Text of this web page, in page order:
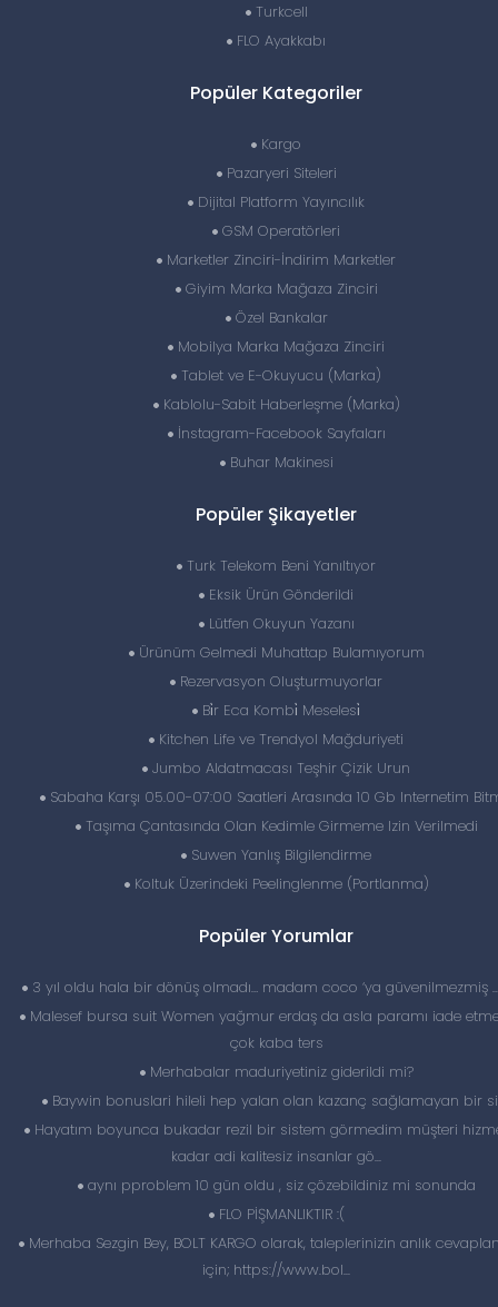
Turkcell
FLO Ayakkabı
Popüler Kategoriler
Kargo
Pazaryeri Siteleri
Dijital Platform Yayıncılık
GSM Operatörleri
Marketler Zinciri-İndirim Marketler
Giyim Marka Mağaza Zinciri
Özel Bankalar
Mobilya Marka Mağaza Zinciri
Tablet ve E-Okuyucu (Marka)
Kablolu-Sabit Haberleşme (Marka)
İnstagram-Facebook Sayfaları
Buhar Makinesi
Popüler Şikayetler
Turk Telekom Beni Yanıltıyor
Eksik Ürün Gönderildi
Lütfen Okuyun Yazanı
Ürünüm Gelmedi Muhattap Bulamıyorum
Rezervasyon Oluşturmuyorlar
Bi̇r Eca Kombi̇ Meselesi̇
Kitchen Life ve Trendyol Mağduriyeti
Jumbo Aldatmacası Teşhir Çizik Urun
Sabaha Karşı 05.00-07:00 Saatleri Arasında 10 Gb Internetim
Taşıma Çantasında Olan Kedimle Girmeme Izin Verilmedi
Suwen Yanlış Bilgilendirme
Koltuk Üzerindeki Peelinglenme (Portlanma)
Popüler Yorumlar
3 yıl oldu hala bir dönüş olmadı… madam coco ‘ya güvenilmezmiş
Malesef bursa suit Women yağmur erdaş da asla paramı iade
çok kaba ters
Merhabalar maduriyetiniz giderildi mi?
Baywin bonuslari hileli hep yalan olan kazanç sağlamayan bir
Hayatım boyunca bukadar rezil bir sistem görmedim müşteri
kadar adi kalitesiz insanlar gö...
aynı pproblem 10 gün oldu , siz çözebildiniz mi sonunda
FLO PİŞMANLIKTIR :(
Merhaba Sezgin Bey, BOLT KARGO olarak, taleplerinizin anlık
için; https://www.bol...